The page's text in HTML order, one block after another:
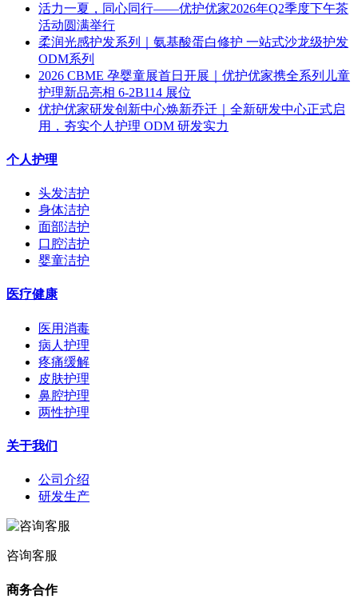
活力一夏，同心同行——优护优家2026年Q2季度下午茶
活动圆满举行
柔润光感护发系列｜氨基酸蛋白修护 一站式沙龙级护发
ODM系列
2026 CBME 孕婴童展首日开展｜优护优家携全系列儿童
护理新品亮相 6-2B114 展位
优护优家研发创新中心焕新乔迁｜全新研发中心正式启
用，夯实个人护理 ODM 研发实力
个人护理
头发洁护
身体洁护
面部洁护
口腔洁护
婴童洁护
医疗健康
医用消毒
病人护理
疼痛缓解
皮肤护理
鼻腔护理
两性护理
关于我们
公司介绍
研发生产
咨询客服
商务合作